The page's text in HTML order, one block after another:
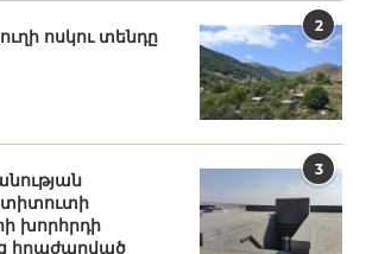
2
ոսկու տենդը
3
խորհրդի
հրաժարված